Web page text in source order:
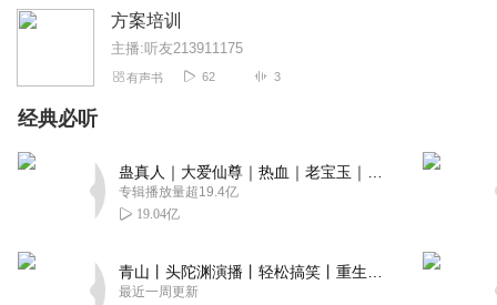
方案培训
主播:听友213911175
有声书 62 3
经典必听
专辑播放量超19.4亿
19.04亿
最近一周更新